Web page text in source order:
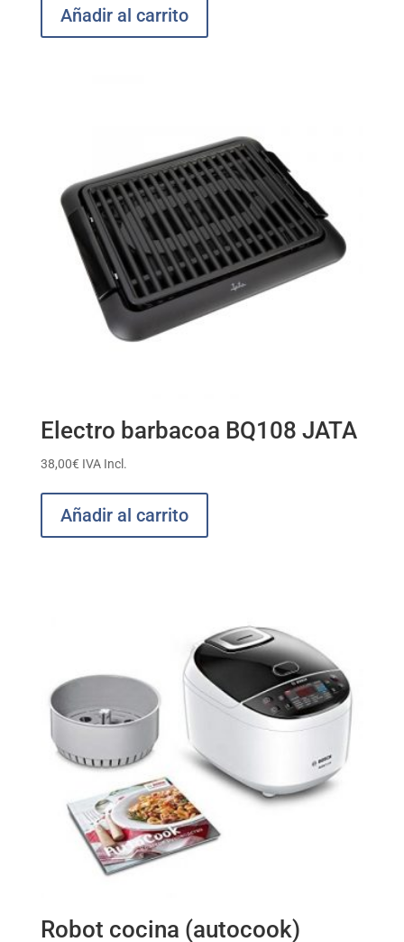
Añadir al carrito
Electro barbacoa BQ108 JATA
38,00€ IVA Incl.
Añadir al carrito
Robot cocina (autocook)